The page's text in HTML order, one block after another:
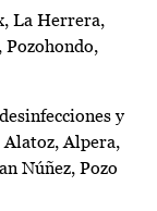
La Herrera,
Pozohondo,
y
Alatoz, Alpera,
Núñez, Pozo